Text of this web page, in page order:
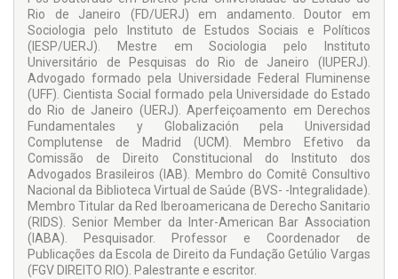
Rio de Janeiro (FD/UERJ) em andamento. Doutor em
Sociologia pelo Instituto de Estudos Sociais e Políticos
(IESP/UERJ). Mestre em Sociologia pelo Instituto
Universitário de Pesquisas do Rio de Janeiro (IUPERJ).
Advogado formado pela Universidade Federal Fluminense
(UFF). Cientista Social formado pela Universidade do Estado
do Rio de Janeiro (UERJ). Aperfeiçoamento em Derechos
Fundamentales y Globalización pela Universidad
Complutense de Madrid (UCM). Membro Efetivo da
Comissão de Direito Constitucional do Instituto dos
Advogados Brasileiros (IAB). Membro do Comitê Consultivo
Nacional da Biblioteca Virtual de Saúde (BVS- -Integralidade).
Membro Titular da Red Iberoamericana de Derecho Sanitario
(RIDS). Senior Member da Inter-American Bar Association
(IABA). Pesquisador. Professor e Coordenador de
Publicações da Escola de Direito da Fundação Getúlio Vargas
(FGV DIREITO RIO). Palestrante e escritor.